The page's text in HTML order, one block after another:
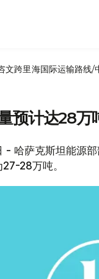
文跨里海国际运输路线/
预计达28万
哈萨克斯坦能源
28万吨。